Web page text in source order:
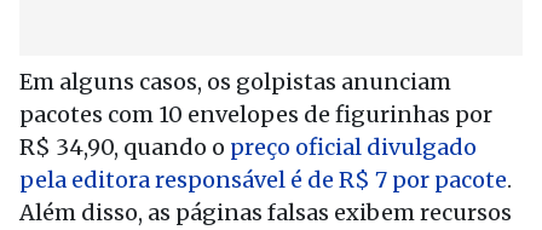
Em alguns casos, os golpistas anunciam
pacotes com 10 envelopes de figurinhas por
R$ 34,90, quando o preço oficial divulgado
pela editora responsável é de R$ 7 por pacote.
Além disso, as páginas falsas exibem recursos